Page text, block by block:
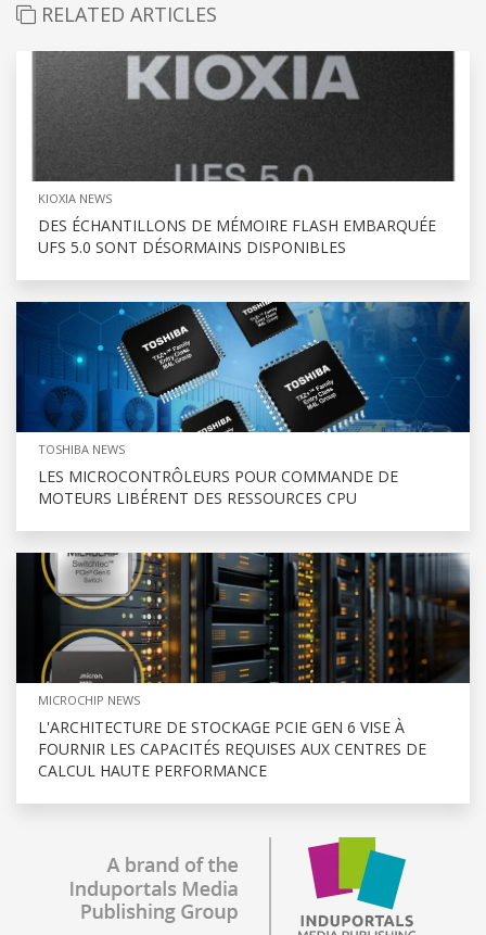
RELATED ARTICLES
KIOXIA NEWS
DES ÉCHANTILLONS DE MÉMOIRE FLASH EMBARQUÉE
UFS 5.0 SONT DÉSORMAINS DISPONIBLES
TOSHIBA NEWS
LES MICROCONTRÔLEURS POUR COMMANDE DE
MOTEURS LIBÉRENT DES RESSOURCES CPU
MICROCHIP NEWS
L'ARCHITECTURE DE STOCKAGE PCIE GEN 6 VISE À
FOURNIR LES CAPACITÉS REQUISES AUX CENTRES DE
CALCUL HAUTE PERFORMANCE